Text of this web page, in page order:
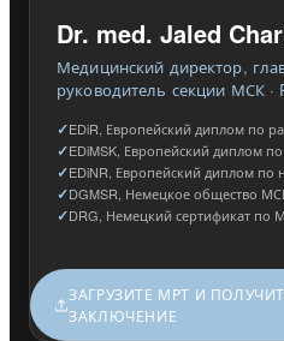
Dr. med. Jaled
Медицинский директор,
руководитель секции МСК ·
EDiR, Европейский диплом по
EDiMSK, Европейский диплом
EDiNR, Европейский диплом по
DGMSR, Немецкое общество
DRG, Немецкий сертификат по
ЗАГРУЗИТЕ МРТ И
ЗАКЛЮЧЕНИЕ